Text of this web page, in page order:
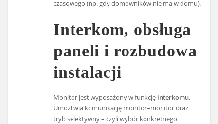
czasowego (np. gdy domowników nie ma w domu).
Interkom, obsługa
paneli i rozbudowa
instalacji
Monitor jest wyposażony w funkcję interkomu.
Umożliwia komunikację monitor–monitor oraz
tryb selektywny – czyli wybór konkretnego